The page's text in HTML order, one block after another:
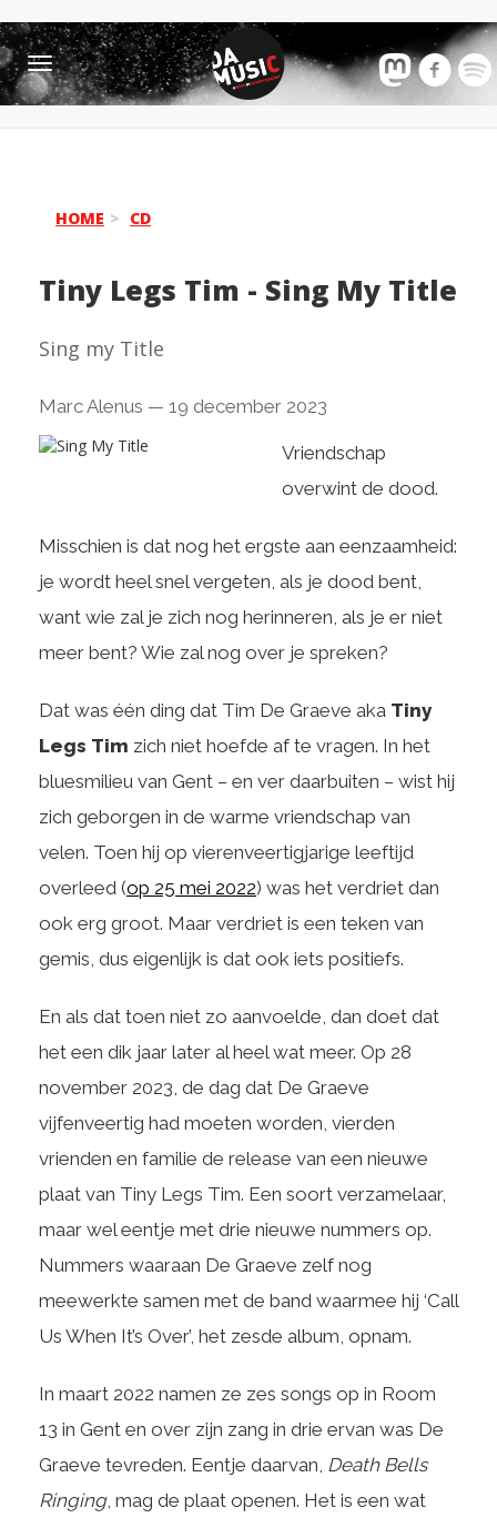
Toggle
navigation
HOME CD
Tiny Legs Tim - Sing My Title
Sing my Title
Marc Alenus — 19 december 2023
Vriendschap
overwint de dood.
Misschien is dat nog het ergste aan eenzaamheid:
je wordt heel snel vergeten, als je dood bent,
want wie zal je zich nog herinneren, als je er niet
meer bent? Wie zal nog over je spreken?
Dat was één ding dat Tim De Graeve aka Tiny
Legs Tim zich niet hoefde af te vragen. In het
bluesmilieu van Gent – en ver daarbuiten – wist hij
zich geborgen in de warme vriendschap van
velen. Toen hij op vierenveertigjarige leeftijd
overleed (op 25 mei 2022) was het verdriet dan
ook erg groot. Maar verdriet is een teken van
gemis, dus eigenlijk is dat ook iets positiefs.
En als dat toen niet zo aanvoelde, dan doet dat
het een dik jaar later al heel wat meer. Op 28
november 2023, de dag dat De Graeve
vijfenveertig had moeten worden, vierden
vrienden en familie de release van een nieuwe
plaat van Tiny Legs Tim. Een soort verzamelaar,
maar wel eentje met drie nieuwe nummers op.
Nummers waaraan De Graeve zelf nog
meewerkte samen met de band waarmee hij ‘Call
Us When It’s Over’, het zesde album, opnam.
In maart 2022 namen ze zes songs op in Room
13 in Gent en over zijn zang in drie ervan was De
Graeve tevreden. Eentje daarvan, Death Bells
Ringing, mag de plaat openen. Het is een wat